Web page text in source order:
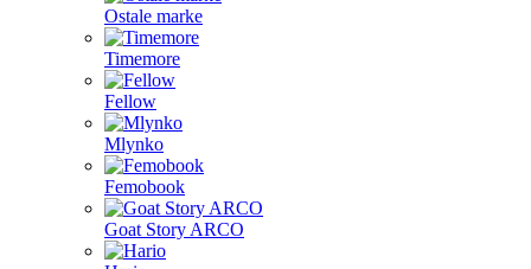
Ostale marke
Timemore
Fellow
Mlynko
Femobook
Goat Story ARCO